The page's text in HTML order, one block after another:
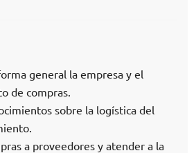
general la empresa y el
de compras.
sobre la logística del
a proveedores y atender a la